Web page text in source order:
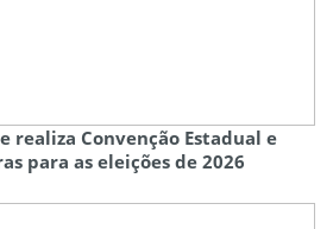
realiza Convenção Estadual e
para as eleições de 2026